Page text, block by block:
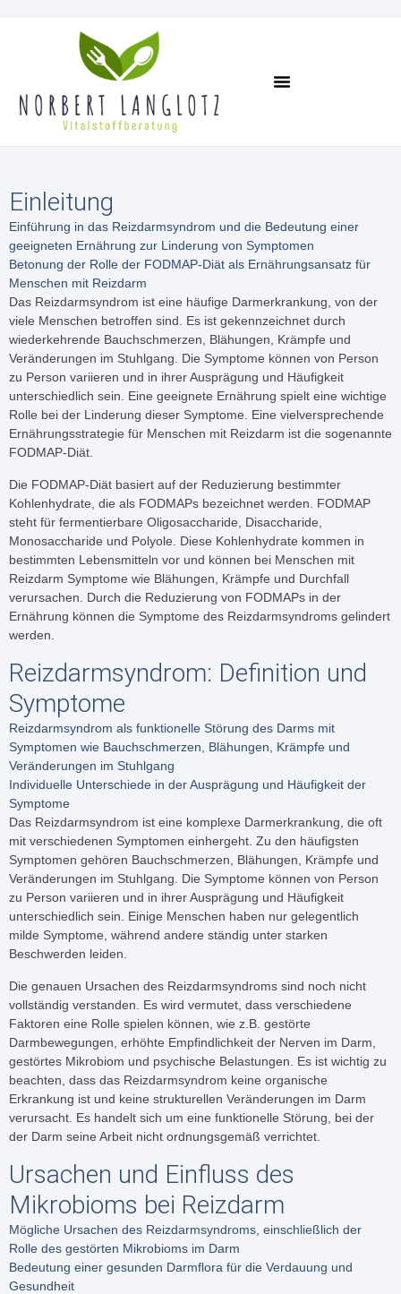
Einleitung
Einführung in das Reizdarmsyndrom und die Bedeutung einer
geeigneten Ernährung zur Linderung von Symptomen
Betonung der Rolle der FODMAP-Diät als Ernährungsansatz für
Menschen mit Reizdarm
Das Reizdarmsyndrom ist eine häufige Darmerkrankung, von der
viele Menschen betroffen sind. Es ist gekennzeichnet durch
wiederkehrende Bauchschmerzen, Blähungen, Krämpfe und
Veränderungen im Stuhlgang. Die Symptome können von Person
zu Person variieren und in ihrer Ausprägung und Häufigkeit
unterschiedlich sein. Eine geeignete Ernährung spielt eine wichtige
Rolle bei der Linderung dieser Symptome. Eine vielversprechende
Ernährungsstrategie für Menschen mit Reizdarm ist die sogenannte
FODMAP-Diät.
Die FODMAP-Diät basiert auf der Reduzierung bestimmter
Kohlenhydrate, die als FODMAPs bezeichnet werden. FODMAP
steht für fermentierbare Oligosaccharide, Disaccharide,
Monosaccharide und Polyole. Diese Kohlenhydrate kommen in
bestimmten Lebensmitteln vor und können bei Menschen mit
Reizdarm Symptome wie Blähungen, Krämpfe und Durchfall
verursachen. Durch die Reduzierung von FODMAPs in der
Ernährung können die Symptome des Reizdarmsyndroms gelindert
werden.
Reizdarmsyndrom: Definition und
Symptome
Reizdarmsyndrom als funktionelle Störung des Darms mit
Symptomen wie Bauchschmerzen, Blähungen, Krämpfe und
Veränderungen im Stuhlgang
Individuelle Unterschiede in der Ausprägung und Häufigkeit der
Symptome
Das Reizdarmsyndrom ist eine komplexe Darmerkrankung, die oft
mit verschiedenen Symptomen einhergeht. Zu den häufigsten
Symptomen gehören Bauchschmerzen, Blähungen, Krämpfe und
Veränderungen im Stuhlgang. Die Symptome können von Person
zu Person variieren und in ihrer Ausprägung und Häufigkeit
unterschiedlich sein. Einige Menschen haben nur gelegentlich
milde Symptome, während andere ständig unter starken
Beschwerden leiden.
Die genauen Ursachen des Reizdarmsyndroms sind noch nicht
vollständig verstanden. Es wird vermutet, dass verschiedene
Faktoren eine Rolle spielen können, wie z.B. gestörte
Darmbewegungen, erhöhte Empfindlichkeit der Nerven im Darm,
gestörtes Mikrobiom und psychische Belastungen. Es ist wichtig zu
beachten, dass das Reizdarmsyndrom keine organische
Erkrankung ist und keine strukturellen Veränderungen im Darm
verursacht. Es handelt sich um eine funktionelle Störung, bei der
der Darm seine Arbeit nicht ordnungsgemäß verrichtet.
Ursachen und Einfluss des
Mikrobioms bei Reizdarm
Mögliche Ursachen des Reizdarmsyndroms, einschließlich der
Rolle des gestörten Mikrobioms im Darm
Bedeutung einer gesunden Darmflora für die Verdauung und
Gesundheit